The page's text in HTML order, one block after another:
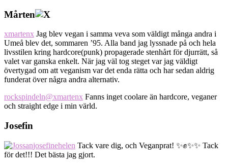
Mårten
xmartenx Jag blev vegan i samma veva som väldigt många andra i
Umeå blev det, sommaren ’95. Alla band jag lyssnade på och hela
livsstilen kring hardcore(punk) propagerade stenhårt för djurrätt, så
valet var ganska enkelt. När jag väl tog steget var jag väldigt
övertygad om att veganism var det enda rätta och har sedan aldrig
funderat över några andra alternativ.
rockspindeln@xmartenx Fanns inget coolare än hardcore, veganer
och straight edge i min värld.
Josefin
josefinehelen Tack vare dig, och Veganprat! ✨✊✨✨ Tack
för det!!! Det bästa jag gjort.